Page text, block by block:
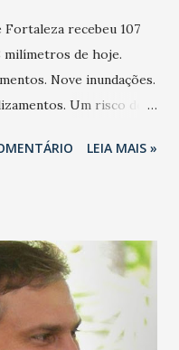
Fortaleza recebeu 107
milímetros de hoje.
Nove inundações.
Um risco de
LEIA MAIS »